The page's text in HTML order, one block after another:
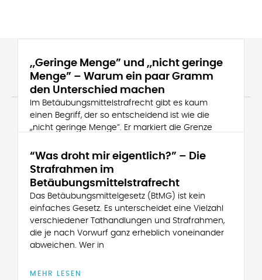
Recommended Posts
„Geringe Menge” und „nicht geringe
Menge” – Warum ein paar Gramm
den Unterschied machen
Im Betäubungsmittelstrafrecht gibt es kaum
einen Begriff, der so entscheidend ist wie die
„nicht geringe Menge”. Er markiert die Grenze
MEHR LESEN
“Was droht mir eigentlich?” – Die
Strafrahmen im
Betäubungsmittelstrafrecht
Das Betäubungsmittelgesetz (BtMG) ist kein
einfaches Gesetz. Es unterscheidet eine Vielzahl
verschiedener Tathandlungen und Strafrahmen,
die je nach Vorwurf ganz erheblich voneinander
abweichen. Wer in
MEHR LESEN